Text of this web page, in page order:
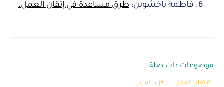
فاطمة باخشوين: طرق مساعدة في إتقان العمل.
موضوعات ذات صلة
إتقان العمل زاد المربي